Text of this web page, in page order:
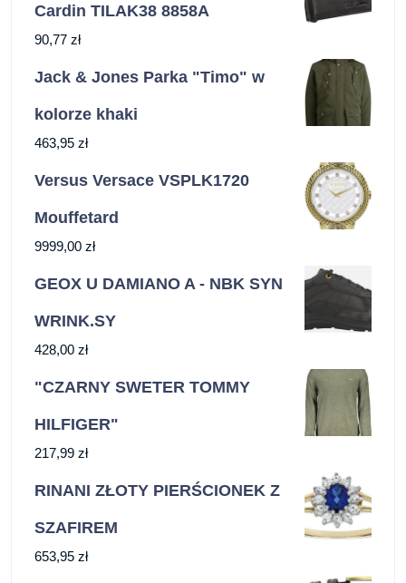
Cardin TILAK38 8858A
90,77 zł
Jack & Jones Parka "Timo" w
kolorze khaki
463,95 zł
Versus Versace VSPLK1720
Mouffetard
9999,00 zł
GEOX U DAMIANO A - NBK SYN
WRINK.SY
428,00 zł
"CZARNY SWETER TOMMY
HILFIGER"
217,99 zł
RINANI ZŁOTY PIERŚCIONEK Z
SZAFIREM
653,95 zł